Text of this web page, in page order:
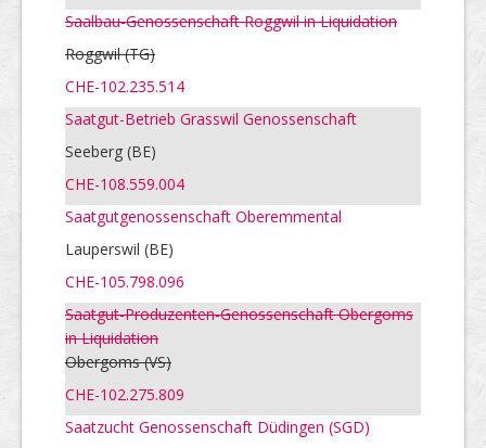
Saalbau-Genossenschaft Roggwil in Liquidation
Roggwil (TG)
CHE-102.235.514
Saatgut-Betrieb Grasswil Genossenschaft
Seeberg (BE)
CHE-108.559.004
Saatgutgenossenschaft Oberemmental
Lauperswil (BE)
CHE-105.798.096
Saatgut-Produzenten-Genossenschaft Obergoms
in Liquidation
Obergoms(VS)
CHE-102.275.809
Saatzucht Genossenschaft Düdingen (SGD)